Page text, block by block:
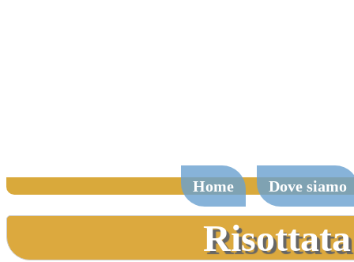
Home Dove siamo